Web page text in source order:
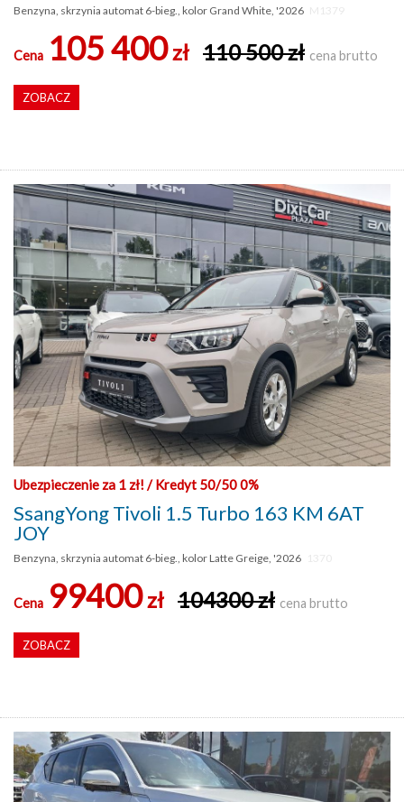
Benzyna, skrzynia automat 6-bieg., kolor Grand White, '2026
Cena 105 400zł 110 500 zł cena brutto
ZOBACZ
Ubezpieczenie za 1 zł! / Kredyt 50/50 0%
SsangYong Tivoli 1.5 Turbo 163 KM 6AT
JOY
Benzyna, skrzynia automat 6-bieg., kolor Latte Greige, '2026
Cena 99400zł 104300 zł cena brutto
ZOBACZ